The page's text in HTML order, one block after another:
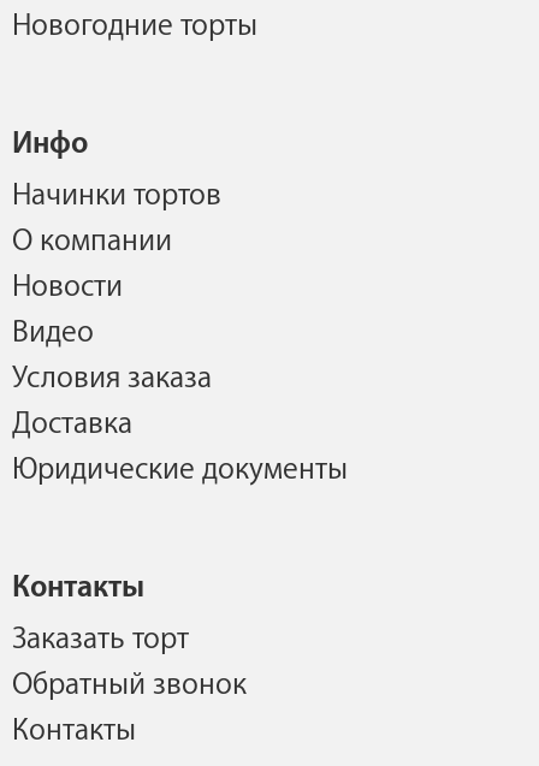
Новогодние торты
Инфо
Начинки тортов
О компании
Новости
Видео
Условия заказа
Доставка
Юридические документы
Контакты
Заказать торт
Обратный звонок
Контакты